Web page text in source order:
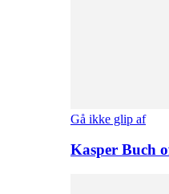
Gå ikke glip af
Kasper Buch